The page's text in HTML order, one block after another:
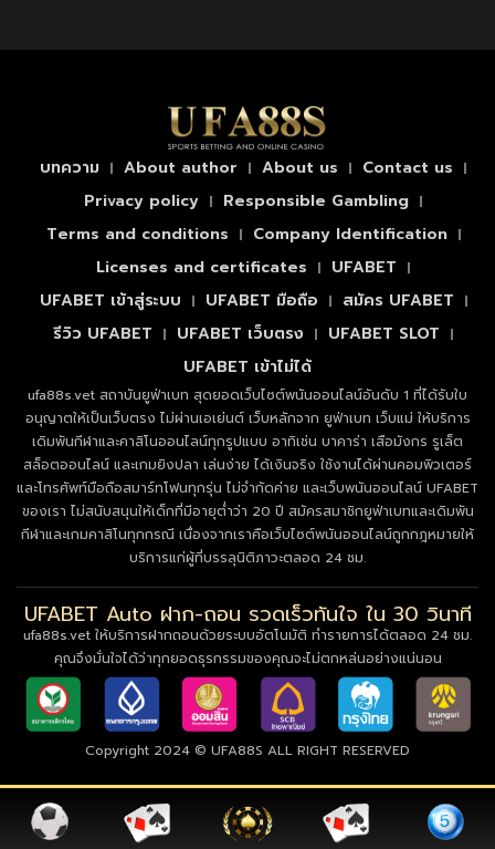
บทความ About author About us
Contact us
Privacy policy
Responsible Gambling
Terms and conditions
Company Identification
Licenses and certificates
UFABET
UFABET เข้าสู่ระบบ
UFABET มือถือ
สมัคร UFABET
รีวิว UFABET
UFABET เว็บตรง
UFABET SLOT
UFABET เข้าไม่ได้
ufa88s.vet สถาบันยูฟ่าเบท สุดยอดเว็บไซต์พนันออนไลน์อันดับ 1 ที่ได้รับใบ
อนุญาตให้เป็นเว็บตรง ไม่ผ่านเอเย่นต์ เว็บหลักจาก ยูฟ่าเบท เว็บแม่ ให้บริการ
เดิมพันกีฬาและคาสิโนออนไลน์ทุกรูปแบบ อาทิเช่น บาคาร่า เสือมังกร รูเล็ต
สล็อตออนไลน์ และเกมยิงปลา เล่นง่าย ได้เงินจริง ใช้งานได้ผ่านคอมพิวเตอร์
และโทรศัพท์มือถือสมาร์ทโฟนทุกรุ่น ไม่จำกัดค่าย และเว็บพนันออนไลน์ UFABET
ของเรา ไม่สนับสนุนให้เด็กที่มีอายุต่ำว่า 20 ปี สมัครสมาชิกยูฟ่าเบทและเดิมพัน
กีฬาและเกมคาสิโนทุกกรณี เนื่องจากเราคือเว็บไซต์พนันออนไลน์ถูกกฎหมายให้
บริการแก่ผู้ที่บรรลุนิติภาวะตลอด 24 ชม.
UFABET Auto ฝาก-ถอน รวดเร็วทันใจ ใน 30 วินาที
ufa88s.vet ให้บริการฝากถอนด้วยระบบอัตโนมัติ ทำรายการได้ตลอด 24 ชม.
คุณจึงมั่นใจได้ว่าทุกยอดธุรกรรมของคุณจะไม่ตกหล่นอย่างแน่นอน
Copyright 2024 © UFA88S ALL RIGHT RESERVED